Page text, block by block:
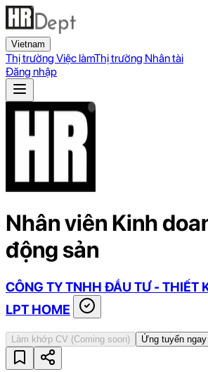
Vietnam
Thị trường Việc làmThị trường Nhân tài
Đăng nhập
Nhân viên Kinh
động sản
CÔNG TY TNHH ĐẦU TƯ - THIẾT
LPT HOME
Làm khớp CV (Coming soon) Ứng tuyển ngay